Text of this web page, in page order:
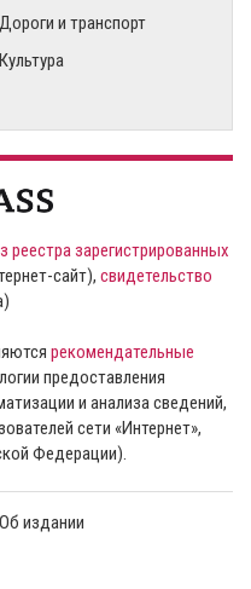
Дороги и транспорт
Культура
реестра зарегистрированных
сайт), свидетельство
рекомендательные
предоставления
и анализа сведений,
сети «Интернет»,
Федерации).
Об издании